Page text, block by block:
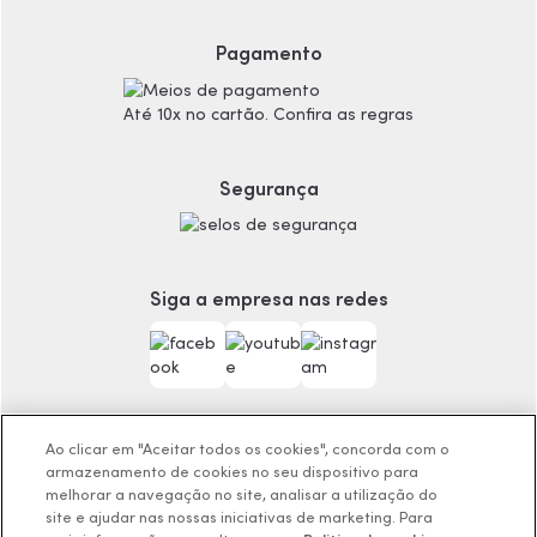
Preferências de Cookies
Consumidor.gov.br
Código de defesa do consumidor
Trocas e Devoluções
Carga Tributária
Produtos Masculinos
Teste do Tom de Base
Teste da Fragrância Perfeita
Corpo e Banho
Encontre o Presente Ideal!
Beauty Week
Guia da Beleza Eudora
Pagamento
Até 10x no cartão. Confira as regras
Segurança
Siga a empresa nas redes
Os preços da loja online podem variar em relação as lojas
físicas e venda direta.
Ao clicar em "Aceitar todos os cookies", concorda com o
armazenamento de cookies no seu dispositivo para
melhorar a navegação no site, analisar a utilização do
site e ajudar nas nossas iniciativas de marketing. Para